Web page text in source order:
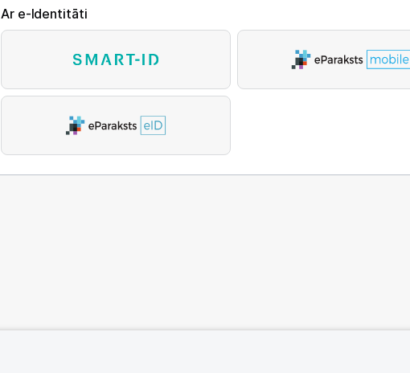
Ar e-Identitāti